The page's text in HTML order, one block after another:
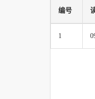
编号
1